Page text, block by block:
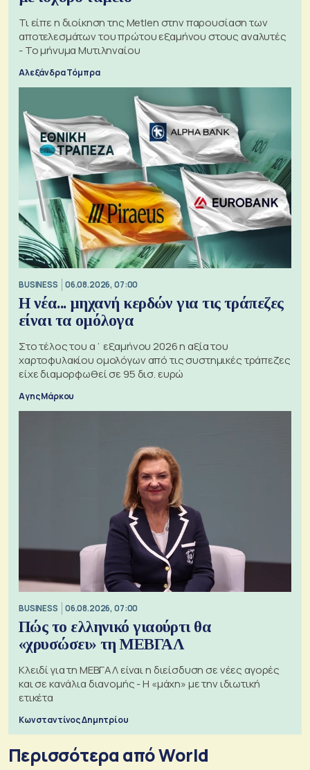
Τι είπε η διοίκηση της Metlen στην παρουσίαση των
αποτελεσμάτων του πρώτου εξαμήνου στους αναλυτές
- Το μήνυμα Μυτιληναίου
Αλεξάνδρα Τόμπρα
BUSINESS 06.08.2026, 07:00
Η νέα... μηχανή κερδών για τις τράπεζες
είναι τα ομόλογα
Στο τέλος του α΄ εξαμήνου 2026 η αξία του
χαρτοφυλακίου ομολόγων από τις συστημικές τράπεζες
είχε διαμορφωθεί σε 95 δισ. ευρώ
Αγης Μάρκου
BUSINESS 06.08.2026, 07:00
Πώς το ελληνικό γιαούρτι θα
«χρυσώσει» τη ΜΕΒΓΑΛ
Κλειδί για τη ΜΕΒΓΑΛ είναι η διείσδυση σε νέες αγορές
και σε κανάλια διανομής - Η «μάχη» με την ιδιωτική
ετικέτα
Κωνσταντίνος Δημητρίου
Περισσότερα από World